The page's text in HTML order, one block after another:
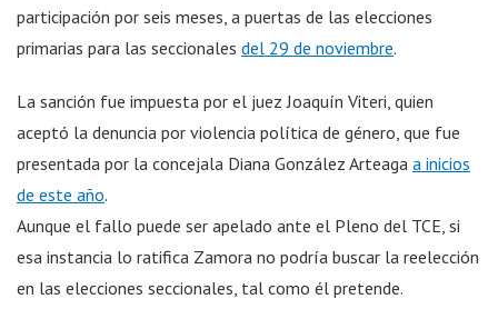
participación por seis meses, a puertas de las elecciones
primarias para las seccionales del 29 de noviembre.
La sanción fue impuesta por el juez Joaquín Viteri, quien
aceptó la denuncia por violencia política de género, que fue
presentada por la concejala Diana González Arteaga a inicios
de este año.
Aunque el fallo puede ser apelado ante el Pleno del TCE, si
esa instancia lo ratifica Zamora no podría buscar la reelección
en las elecciones seccionales, tal como él pretende.